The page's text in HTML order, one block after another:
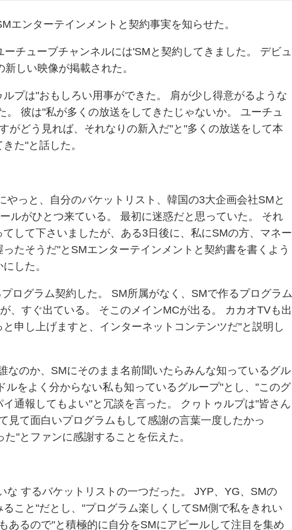
エンターテインメントと契約事実を知らせた。
チューブチャンネルには'SMと契約してきました。 デビュ
しい映像が掲載された。
プは"おもしろい用事ができた。 肩が少し得意がるような
。 彼は"私が多くの放送をしてきたじゃないか。 ユーチュ
がどう見れば、それなりの新入だ"と"多くの放送をして本
た"と話した。
やっと、自分のバケットリスト、韓国の3大企画会社SMと
ルがひとつ来ている。 最初に迷惑だと思っていた。 それ
して下さいましたが、ある3日後に、私にSMの方、マネー
たそうだ"とSMエンターテインメントと契約書を書くよう
した。
ログラム契約した。 SM所属がなく、SMで作るプログラム
、すぐ出ている。 そこのメインMCが出る。 カカオTVも出
申し上げますと、インターネットコンテンツだ"と説明し
なのか、SMにそのまま名前聞いたらみんな知っているグル
ルをよく分からない私も知っているグループ"とし、"このグ
通報してもよい"と冗談を言った。 クヮトゥルプは"皆さん
見て面白いプログラムもして感謝の言葉一度したかっ
"とファンに感謝することを伝えた。
な するバケットリストの一つだった。 JYP、YG、SMの
こと"だとし、"プログラム楽しくしてSM側で私をきれい
あるので"と積極的に自分をSMにアピールして注目を集め